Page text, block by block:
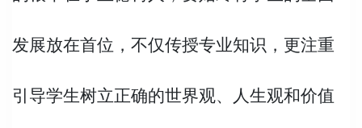
发展放在首位，不仅传授专业知识，更注重
引导学生树立正确的世界观、人生观和价值